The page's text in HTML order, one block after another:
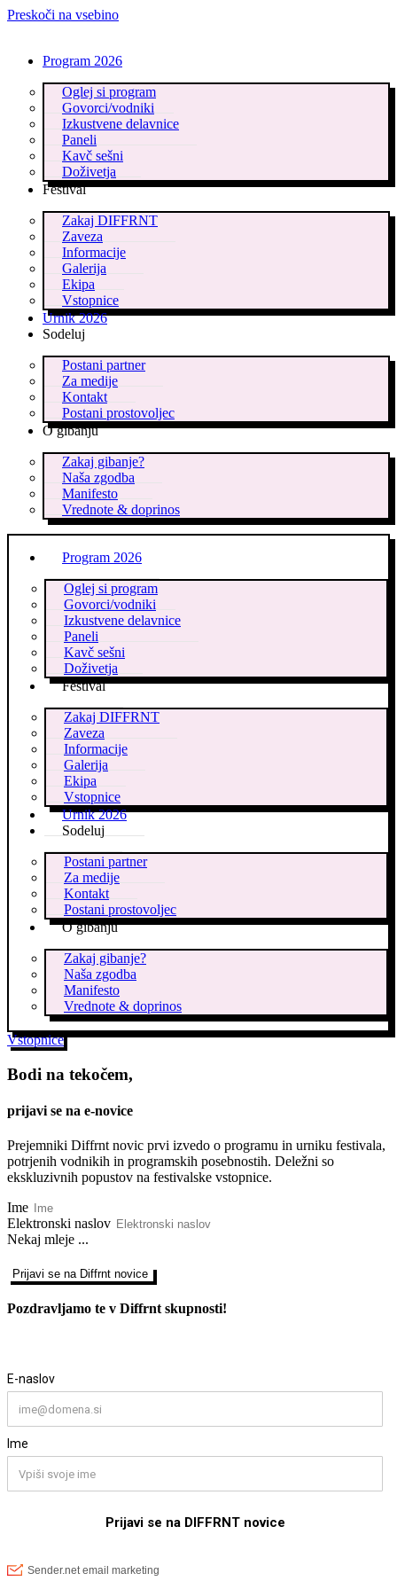
Preskoči na vsebino
Program 2026
Oglej si program
Govorci/vodniki
Izkustvene delavnice
Paneli
Kavč sešni
Doživetja
Festival
Zakaj DIFFRNT
Zaveza
Informacije
Galerija
Ekipa
Vstopnice
Urnik 2026
Sodeluj
Postani partner
Za medije
Kontakt
Postani prostovoljec
O gibanju
Zakaj gibanje?
Naša zgodba
Manifesto
Vrednote & doprinos
Program 2026
Oglej si program
Govorci/vodniki
Izkustvene delavnice
Paneli
Kavč sešni
Doživetja
Festival
Zakaj DIFFRNT
Zaveza
Informacije
Galerija
Ekipa
Vstopnice
Urnik 2026
Sodeluj
Postani partner
Za medije
Kontakt
Postani prostovoljec
O gibanju
Zakaj gibanje?
Naša zgodba
Manifesto
Vrednote & doprinos
Vstopnice
Bodi na tekočem,
prijavi se na e-novice
Prejemniki Diffrnt novic prvi izvedo o programu in urniku festivala,
potrjenih vodnikih in programskih posebnostih. Deležni so
ekskluzivnih popustov na festivalske vstopnice.
Ime
Elektronski naslov
Nekaj mleje ...
Prijavi se na Diffrnt novice
Pozdravljamo te v Diffrnt skupnosti!